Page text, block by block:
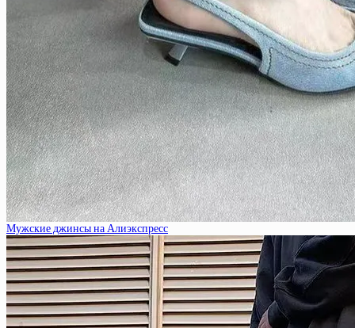
Мужские джинсы на Алиэкспресс